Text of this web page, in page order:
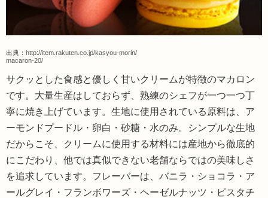
出典： http://item.rakuten.co.jp/kasyou-morin/
macaron-20/
サクッとした食感と優しく甘いクリームが特徴のマカロン
です。大量生産はしておらず、熟練のシェフが一つ一つ丁
寧に焼き上げています。生地に使用されている原料は、ア
ーモンドプードル・卵白・砂糖・水のみ。シンプルな生地
だからこそ、クリームに使用する材料には産地から徹底的
にこだわり、他では真似できない老舗ならではの美味しさ
を追求しています。フレーバーは、バニラ・ショコラ・ア
ールグレイ・フランボワーズ・ヘーゼルナッツ・ピスタチ